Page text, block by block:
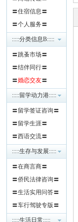
华
〓住宿信息〓
〓个人服务〓
:::::分类信息B:::::
〓跳蚤市场〓
〓结伴同行〓
〓婚恋交友〓
:::::留学动力港:::::
〓留学签证咨询〓
〓留学生涯〓
〓西语交流〓
:::::生存与发展:::::
〓在商言商〓
〓侨民法律咨询〓
〓生活实用问答〓
〓车行驾驶专版〓
:::::生活日常:::::